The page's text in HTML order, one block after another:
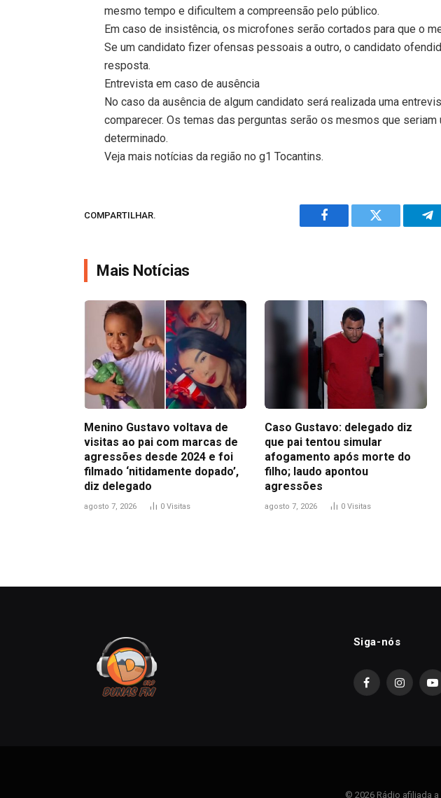
mesmo tempo e dificultem a compreensão pelo público.
Em caso de insistência, os microfones serão cortados para que o
Se um candidato fizer ofensas pessoais a outro, o candidato
resposta.
Entrevista em caso de ausência
No caso da ausência de algum candidato será realizada uma
comparecer. Os temas das perguntas serão os mesmos que
determinado.
Veja mais notícias da região no g1 Tocantins.
COMPARTILHAR.
Facebook Twitter
Mais Notícias
Menino Gustavo voltava de
visitas ao pai com marcas de
agressões desde 2024 e foi
filmado ‘nitidamente dopado’,
diz delegado
agosto 7, 2026 0 Visitas
Caso Gustavo: delegado diz
que pai tentou simular
afogamento após morte do
filho; laudo apontou
agressões
agosto 7, 2026 0 Visitas
Siga-nós
Facebook
© 2026 Rádio afiliada